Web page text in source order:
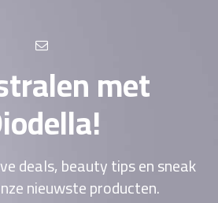
met
deals, beauty tips en sneak
nieuwste producten.